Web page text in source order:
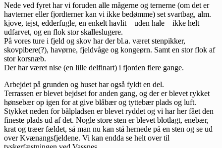
Nede ved fyret har vi foruden alle mågerne og ternerne (om det er
havterner eller fjordterner kan vi ikke bedømme) set svartbag, alm.
kjove, tejst, edderfugle, en enkelt havlit – uden hale – ikke helt
udfarvet, og en flok stor skalleslugere.
På vores ture i fjeld og skov har der bl.a. været stenpikker,
skovpibere(?), havørne, fjeldvåge og kongeørn. Samt en stor flok af
stor korsnæb.
Der har været nise (en lille delfinart) i fjorden flere gange.
Arbejdet på grunden og huset har også fyldt en del.
Terrassen er blevet bejdset for anden gang, og der er blevet rykket
hønsebær op igen for at give blåbær og tyttebær plads og luft.
Stykket neden for bålpladsen er blevet ryddet og vi har her fået den
fineste plads ud af det. Nogle store sten er blevet blotlagt, enebær,
krat og træer fældet, så man nu kan stå hernede på en sten og se ud
over Kvænangsfjeldene. Vi kan endda se helt over til